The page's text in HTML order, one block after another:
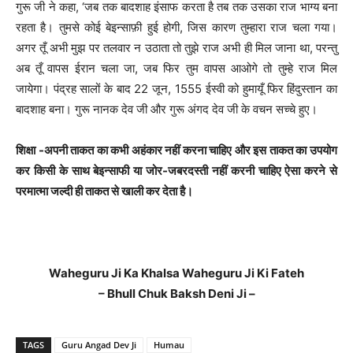
गुरू जी ने कहा, ‘जब तक बादशाह इंसाफ करता है तब तक उसका राज भाग्य बना
रहता है। तुमसे कोई बेइन्साफ़ी हुई होगी, जिस कारण तुम्हारा राज चला गया।
अगर तूँ अभी मुझ पर तलवार न उठाता तो तुझे राज अभी ही मिल जाना था, परन्तु
अब तूँ वापस ईरान चला जा, जब फिर तुम वापस आओगे तो तुम्हे राज मिल
जायेगा। पंद्रह सालों के बाद 22 जून, 1555 ईस्वी को हुमायूँ फिर हिंदुस्तान का
बादशाह बना। गुरू नानक देव जी और गुरू अंगद देव जी के वचन सच्चे हुए।
शिक्षा -अपनी ताकत का कभी अहंकार नहीं करना चाहिए और इस ताकत का उपयोग
कर किसी के साथ बेइन्साफी या जोर-जबरदस्ती नहीं करनी चाहिए ऐसा करने से
परमात्मा जल्दी ही ताकत से खाली कर देता है।
Waheguru Ji Ka Khalsa Waheguru Ji Ki Fateh
– Bhull Chuk Baksh Deni Ji –
TAGS Guru Angad Dev Ji Humau